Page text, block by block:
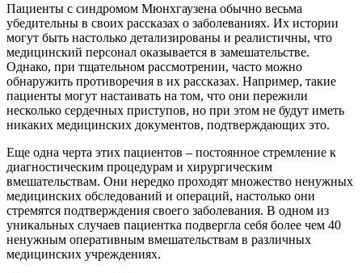
Пациенты с синдромом Мюнхгаузена обычно весьма
убедительны в своих рассказах о заболеваниях. Их истории
могут быть настолько детализированы и реалистичны, что
медицинский персонал оказывается в замешательстве.
Однако, при тщательном рассмотрении, часто можно
обнаружить противоречия в их рассказах. Например, такие
пациенты могут настаивать на том, что они пережили
несколько сердечных приступов, но при этом не будут иметь
никаких медицинских документов, подтверждающих это.
Еще одна черта этих пациентов – постоянное стремление к
диагностическим процедурам и хирургическим
вмешательствам. Они нередко проходят множество ненужных
медицинских обследований и операций, настолько они
стремятся подтверждения своего заболевания. В одном из
уникальных случаев пациентка подвергла себя более чем 40
ненужным оперативным вмешательствам в различных
медицинских учреждениях.